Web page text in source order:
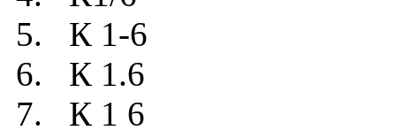
5. К 1-6
6. К 1.6
7. К 1 6